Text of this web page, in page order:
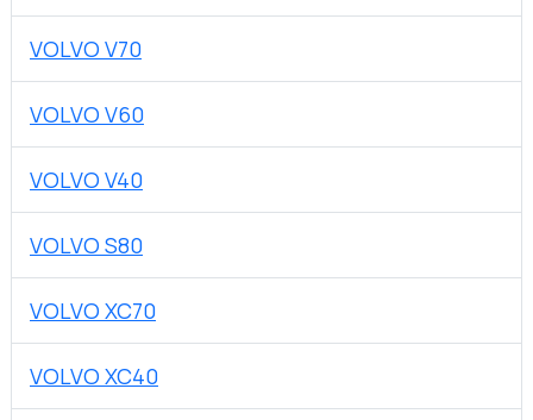
VOLVO V70
VOLVO V60
VOLVO V40
VOLVO S80
VOLVO XC70
VOLVO XC40